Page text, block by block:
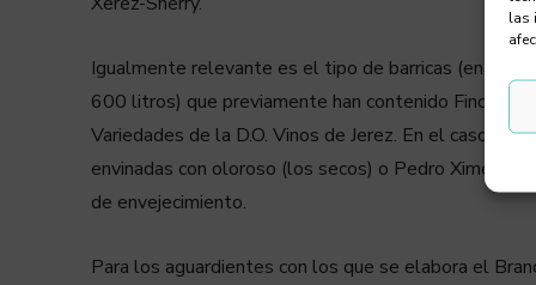
las
Igualmente relevante es el tipo de barricas (en
600 litros) que previamente han contenido Fino,
Variedades de la D.O. Vinos de Jerez. En el caso de
envinadas con oloroso (los secos) o Pedro
de envejecimiento.
Para los aguardientes con los que se elabora el